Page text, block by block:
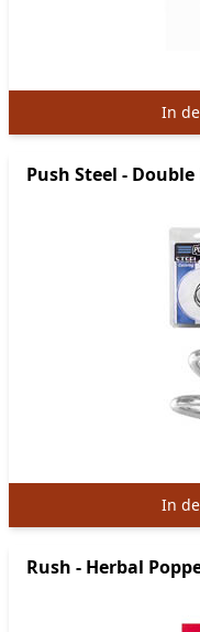
In
Push Steel -
In
Rush - Herbal